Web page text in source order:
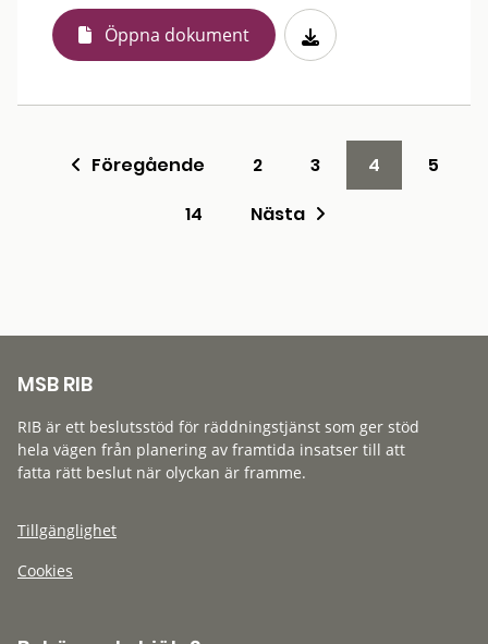
Öppna dokument
Föregående 2 3 4
5
14
Nästa
MSB RIB
RIB är ett beslutsstöd för räddningstjänst som ger stöd
hela vägen från planering av framtida insatser till att
fatta rätt beslut när olyckan är framme.
Tillgänglighet
Cookies